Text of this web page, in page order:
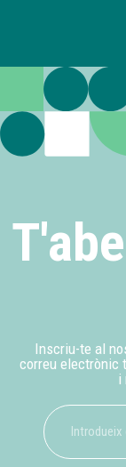
Inscriu-te al
correu electrònic
i